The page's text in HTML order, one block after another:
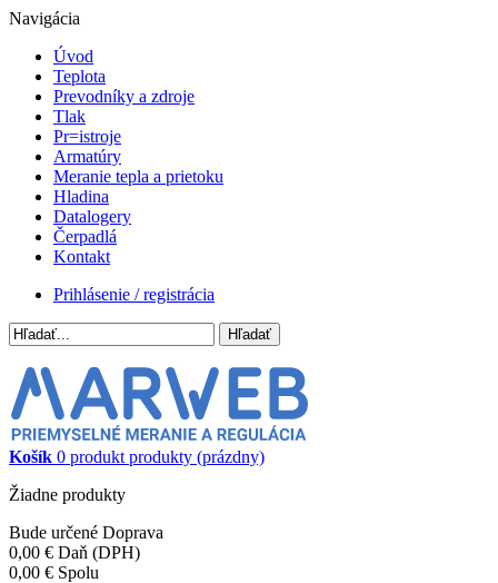
Navigácia
Úvod
Teplota
Prevodníky a zdroje
Tlak
Pr=istroje
Armatúry
Meranie tepla a prietoku
Hladina
Datalogery
Čerpadlá
Kontakt
Prihlásenie / registrácia
Hľadať
Košík 0 produkt produkty (prázdny)
Žiadne produkty
Bude určené Doprava
0,00 € Daň (DPH)
0,00 € Spolu